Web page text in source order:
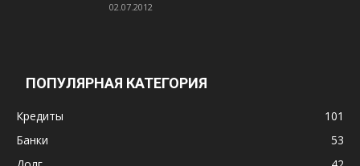
02.07.2012
ПОПУЛЯРНАЯ КАТЕГОРИЯ
Кредиты
101
Банки
53